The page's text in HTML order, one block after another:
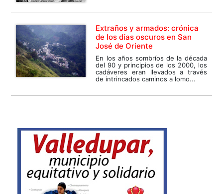
Extraños y armados: crónica
de los días oscuros en San
José de Oriente
En los años sombríos de la década
del 90 y principios de los 2000, los
cadáveres eran llevados a través
de intrincados caminos a lomo...